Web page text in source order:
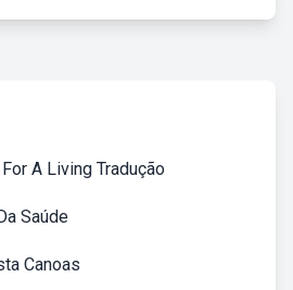
A Living Tradução
Saúde
Canoas